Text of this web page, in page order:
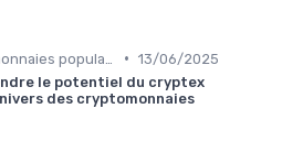
• 13/06/2025
le potentiel du cryptex
des cryptomonnaies